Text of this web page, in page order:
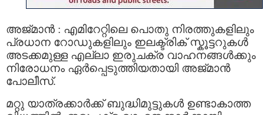
അജ്മാൻ : എമിറേറ്റിലെ പൊതു നിരത്തുകളിലും
പ്രധാന റോഡുകളിലും ഇലക്ട്രിക് സ്കൂട്ടറുകൾ
അടക്കമുള്ള എല്ലാ ഇരുചക്ര വാഹനങ്ങൾക്കും
നിരോധനം ഏർപ്പെടുത്തിയതായി അജ്മാൻ
പോലീസ്.
മറ്റു യാത്രക്കാർക്ക് ബുദ്ധിമുട്ടുകൾ ഉണ്ടാകാത്ത